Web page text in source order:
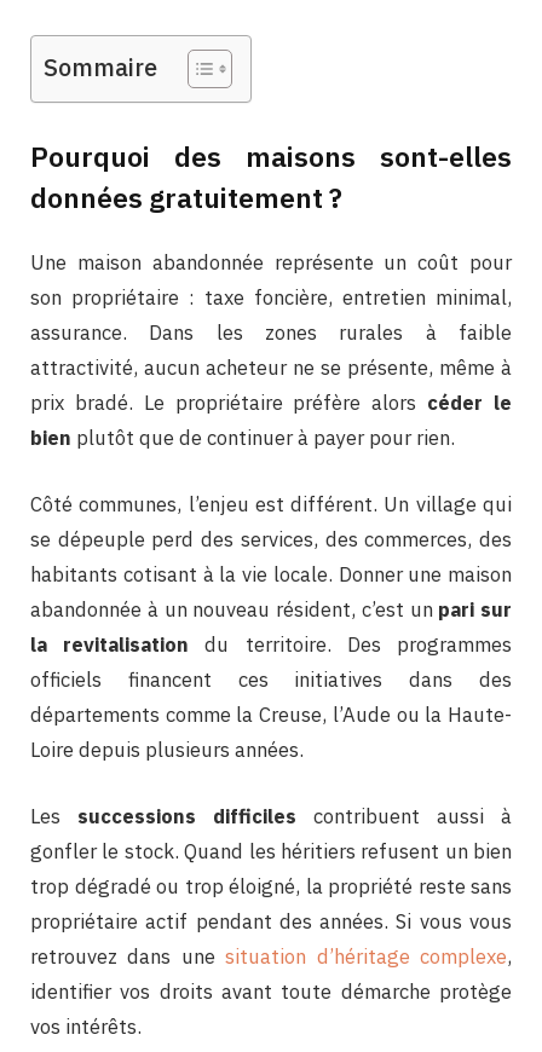
Sommaire
Pourquoi des maisons sont-elles
données gratuitement ?
Une maison abandonnée représente un coût pour
son propriétaire : taxe foncière, entretien minimal,
assurance. Dans les zones rurales à faible
attractivité, aucun acheteur ne se présente, même à
prix bradé. Le propriétaire préfère alors céder le
bien plutôt que de continuer à payer pour rien.
Côté communes, l’enjeu est différent. Un village qui
se dépeuple perd des services, des commerces, des
habitants cotisant à la vie locale. Donner une maison
abandonnée à un nouveau résident, c’est un pari sur
la revitalisation du territoire. Des programmes
officiels financent ces initiatives dans des
départements comme la Creuse, l’Aude ou la Haute-
Loire depuis plusieurs années.
Les successions difficiles contribuent aussi à
gonfler le stock. Quand les héritiers refusent un bien
trop dégradé ou trop éloigné, la propriété reste sans
propriétaire actif pendant des années. Si vous vous
retrouvez dans unesituation d’héritage complexe,
identifier vos droits avant toute démarche protège
vos intérêts.